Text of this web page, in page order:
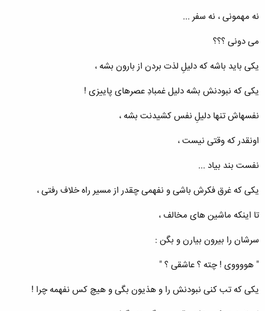
نه مهمونی ، نه سفر ...
می دونی ؟؟؟
یکی باید باشه که دلیلِ لذت بردن از بارون بشه ،
یکی که نبودنش بشه دلیل غمبادِ عصرهای پاییزی !
نفسهاش تنها دلیلِ نفس کشیدنت بشه ،
اونقدر که وقتی نیست ،
نفست بند بیاد ...
یکی که غرق فکرش باشی و نفهمی چقدر از مسیر راه خلاف رفتی ،
تا اینکه ماشین های مخالف ،
سرشان را بیرون بیارن و بگن :
" هووووی ! چته ؟ عاشقی ؟ "
یکی که تب کنی نبودنش را و هذیون بگی و هیچ کس نفهمه چرا !